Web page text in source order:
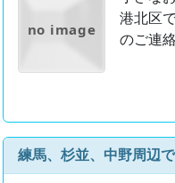
no image
港北区
のご連